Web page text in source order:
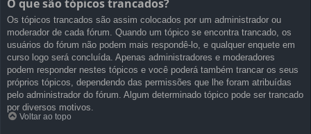
O que são tópicos trancados?
Os tópicos trancados são assim colocados por um administrador ou
moderador de cada fórum. Quando um tópico se encontra trancado, os
usuários do fórum não podem mais respondê-lo, e qualquer enquete em
curso logo será concluída. Apenas administradores e moderadores
podem responder nestes tópicos e você poderá também trancar os seus
próprios tópicos, dependendo das permissões que lhe foram atribuídas
pelo administrador do fórum. Algum determinado tópico pode ser trancado
por diversos motivos.
Voltar ao topo